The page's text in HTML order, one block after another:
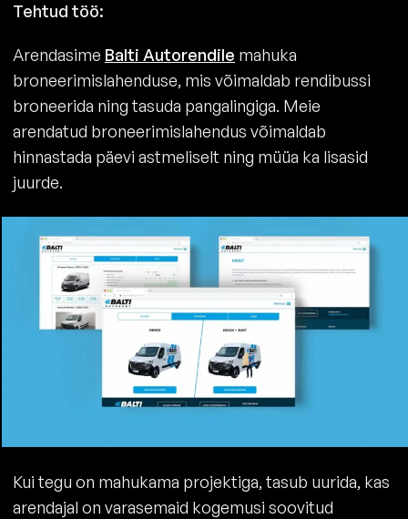
Tehtud töö:
Arendasime Balti Autorendile mahuka
broneerimislahenduse, mis võimaldab rendibussi
broneerida ning tasuda pangalingiga. Meie
arendatud broneerimislahendus võimaldab
hinnastada päevi astmeliselt ning müüa ka lisasid
juurde.
Kui tegu on mahukama projektiga, tasub uurida, kas
arendajal on varasemaid kogemusi soovitud